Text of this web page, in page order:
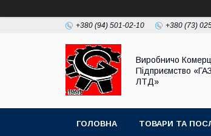
+380 (94) 501-02-10 +380 (73)
Виробничо
Підприємство
ЛТД»
ГОЛОВНА ТОВАРИ ТА